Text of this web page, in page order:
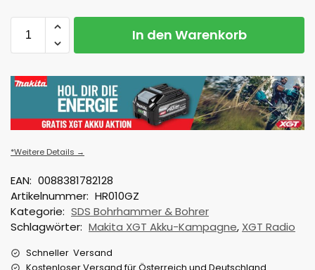
In den Warenkorb
*Weitere Details →
EAN: 0088381782128
Artikelnummer: HR010GZ
Kategorie: SDS Bohrhammer & Bohrer
Schlagwörter: Makita XGT Akku-Kampagne, XGT Radio
Schneller Versand
Kostenloser Versand für Österreich und Deutschland